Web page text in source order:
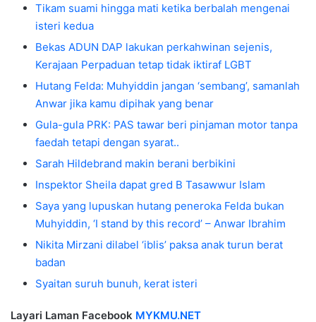
Tikam suami hingga mati ketika berbalah mengenai
isteri kedua
Bekas ADUN DAP lakukan perkahwinan sejenis,
Kerajaan Perpaduan tetap tidak iktiraf LGBT
Hutang Felda: Muhyiddin jangan ‘sembang’, samanlah
Anwar jika kamu dipihak yang benar
Gula-gula PRK: PAS tawar beri pinjaman motor tanpa
faedah tetapi dengan syarat..
Sarah Hildebrand makin berani berbikini
Inspektor Sheila dapat gred B Tasawwur Islam
Saya yang lupuskan hutang peneroka Felda bukan
Muhyiddin, ‘I stand by this record’ – Anwar Ibrahim
Nikita Mirzani dilabel ‘iblis’ paksa anak turun berat
badan
Syaitan suruh bunuh, kerat isteri
Layari Laman Facebook MYKMU.NET